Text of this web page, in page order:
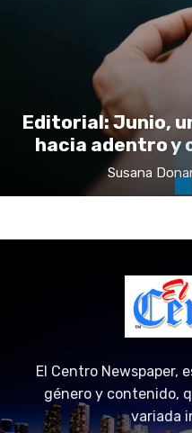
Editorial: Junio,
hacia adentro y
Susana
El Centro Newspaper,
género y contenido,
variada